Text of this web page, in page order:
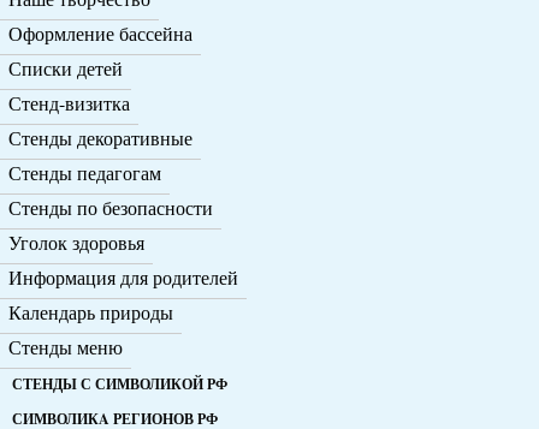
Оформление бассейна
Списки детей
Стенд-визитка
Стенды декоративные
Стенды педагогам
Стенды по безопасности
Уголок здоровья
Информация для родителей
Календарь природы
Стенды меню
СТЕНДЫ С СИМВОЛИКОЙ РФ
СИМВОЛИКA РЕГИОНОВ РФ